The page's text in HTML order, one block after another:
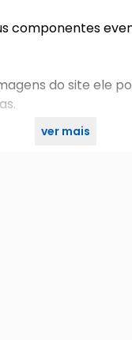
componentes
do site ele
ver mais